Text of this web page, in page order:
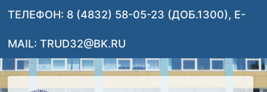
Перейти
содержимому
ТЕЛЕФОН: 8 (4832) 58-05-23 (ДОБ.1300), E-
MAIL: TRUD32@BK.RU